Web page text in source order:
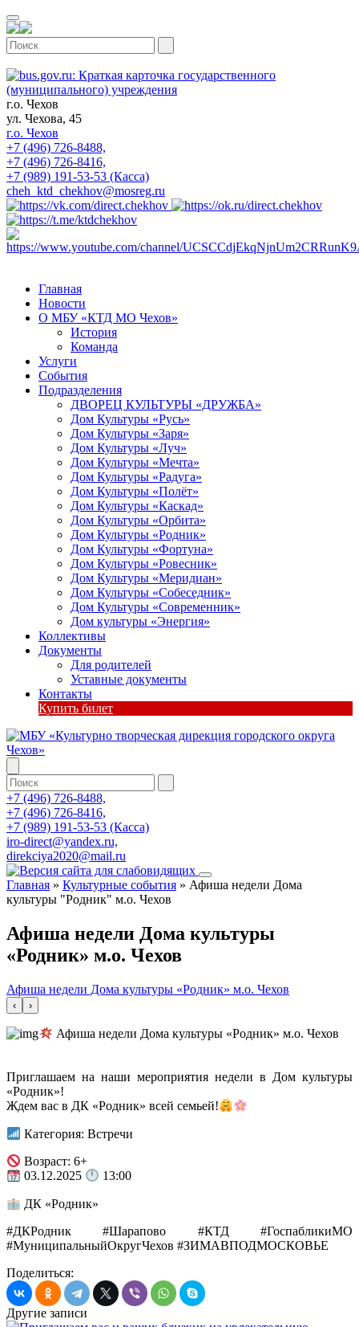
г.о. Чехов
ул. Чехова, 45
г.о. Чехов
+7 (496) 726-8488,
+7 (496) 726-8416,
+7 (989) 191-53-53 (Касса)
cheh_ktd_chekhov@mosreg.ru
Главная
Новости
О МБУ «КТД МО Чехов»
История
Команда
Услуги
События
Подразделения
ДВОРЕЦ КУЛЬТУРЫ «ДРУЖБА»
Дом Культуры «Русь»
Дом Культуры «Заря»
Дом Культуры «Луч»
Дом Культуры «Мечта»
Дом Культуры «Радуга»
Дом Культуры «Полёт»
Дом Культуры «Каскад»
Дом Культуры «Орбита»
Дом Культуры «Родник»
Дом Культуры «Фортуна»
Дом Культуры «Ровесник»
Дом Культуры «Меридиан»
Дом Культуры «Собеседник»
Дом Культуры «Современник»
Дом культуры «Энергия»
Коллективы
Документы
Для родителей
Уставные документы
Контакты
Купить билет
+7 (496) 726-8488,
+7 (496) 726-8416,
+7 (989) 191-53-53 (Касса)
iro-direct@yandex.ru,
direkciya2020@mail.ru
Главная » Культурные события » Афиша недели Дома
культуры "Родник" м.о. Чехов
Афиша недели Дома культуры
«Родник» м.о. Чехов
Афиша недели Дома культуры «Родник» м.о. Чехов
‹ ›
Афиша недели Дома культуры «Родник» м.о. Чехов
Приглашаем на наши мероприятия недели в Дом культуры
«Родник»!
Ждем вас в ДК «Родник» всей семьей!
Категория: Встречи
Возраст: 6+
03.12.2025
13:00
ДК «Родник»
#ДКРодник #Шарапово #КТД #ГоспабликиМО
#МуниципальныйОкругЧехов #ЗИМАВПОДМОСКОВЬЕ
Поделиться:
Другие записи